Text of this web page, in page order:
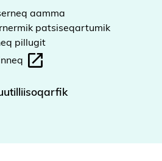
aamma
patsiseqartumik
pillugit